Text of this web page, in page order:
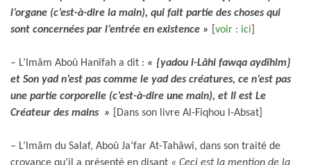
l’organe (c’est-à-dire la main), qui fait partie des choses qui
sont concernées par l’entrée en existence »
voir : ici
– L’Imâm Aboû Hanîfah a dit : « {yadou l-Lâhi fawqa aydîhim}
et Son yad n’est pas comme le yad des créatures, ce n’est pas
une partie corporelle (c’est-à-dire une main), et Il est Le
Créateur des mains »
[Dans son livre Al-Fiqhou l-Absat]
– L’Imâm du Salaf, Aboû Ja’far At-Tahâwi, dans son traité de
croyance qu’il a présenté en disant « Ceci est la mention de la